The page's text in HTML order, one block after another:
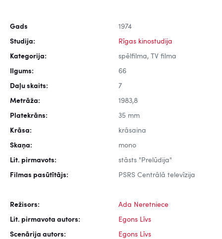
Gads 1974
Studija: Rīgas kinostudija
Kategorija: spēlfilma, TV filma
Ilgums: 66
Daļu skaits: 7
Metrāža: 1983,8
Platekrāns: 35 mm
Krāsa: krāsaina
Skaņa: mono
Lit. pirmavots: stāsts "Prelūdija"
Filmas pasūtītājs: PSRS Centrālā televīzija
Režisors: Ada Neretniece
Lit. pirmavota autors: Egons Līvs
Scenārija autors: Egons Līvs